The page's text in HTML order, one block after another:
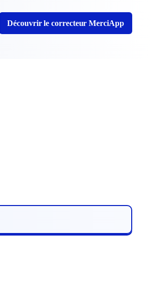
Découvrir le correcteur MerciApp